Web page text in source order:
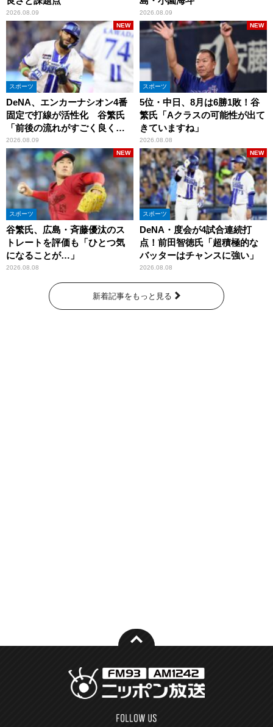
2026.08.09 2026.08.09
スポーツ
DeNA、エンカーナシオン4番
固定で打線が活性化 谷繁氏
「前後の流れがすごく良くな
りましたね」
2026.08.09
NEW
スポーツ
5位・中日、8月は6勝1敗！谷
繁氏「Aクラスの可能性が出て
きていますね」
2026.08.08
NEW
スポーツ
谷繁氏、広島・斉藤優汰のス
トレートを評価も「ひとつ気
になることが…」
2026.08.08
NEW
スポーツ
DeNA・度会が4試合連続打
点！前田智徳氏「超積極的な
バッターはチャンスに強い」
2026.08.08
NEW
新着記事をもっと見る